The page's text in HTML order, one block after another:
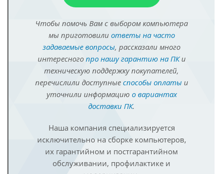
Чтобы помочь Вам с выбором компьютера
мы приготовили ответы на часто
задаваемые вопросы, рассказали много
интересного про нашу гарантию на ПКи
техническую поддержку покупателей,
перечислили доступные способы оплатыи
уточнили информацию о вариантах
доставки ПК.
Наша компания специализируется
исключительно на сборке компьютеров,
их гарантийном и постгарантийном
обслуживании, профилактике и